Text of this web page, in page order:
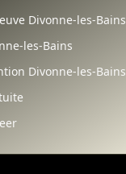
Divonne-les-Bains
les-Bains
Divonne-les-Bains